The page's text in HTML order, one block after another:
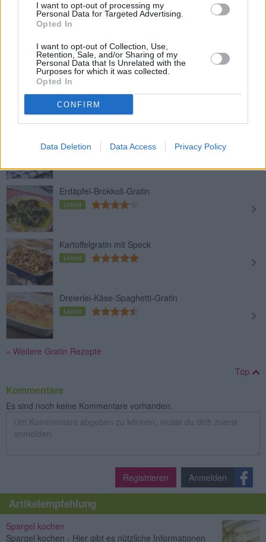
I want to opt-out of processing my
Personal Data for Targeted Advertising.
Opted In
I want to opt-out of Collection, Use,
Retention, Sale, and/or Sharing of my
Personal Data that Is Unrelated with the
Purposes for which it was collected.
Opted In
CONFIRM
Data Deletion Data Access Privacy Policy
Leicht
Erdäpfel-Kürbis-Gratin
Schinken
Erdäpfel-Brokkoli-Gratin
Leicht
Kartoffelgratin mit Speck
Leicht
Dreierlei-Käse-Spaghetti-Gratin
Leicht
» Weitere Gratin Rezepte
Top
Kommentare
Es sind noch keine Kommentare vorhanden.
Registrieren Anmelden
Artikelempfehlung
Spargel kochen
Spargel kochen - Hier gibt es nützliche Informationen